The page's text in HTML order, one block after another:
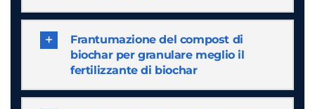
Frantumazione del compost di
biochar per granulare meglio il
fertilizzante di biochar